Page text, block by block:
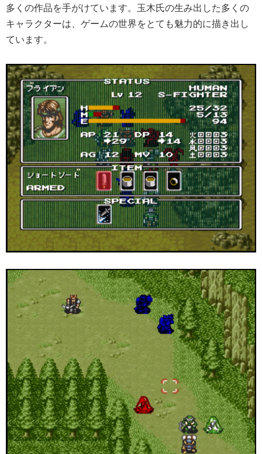
多くの作品を手がけています。玉木氏の生み出した多くの
キャラクターは、ゲームの世界をとても魅力的に描き出し
ています。